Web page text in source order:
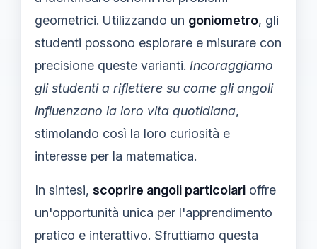
geometrici. Utilizzando un goniometro, gli
studenti possono esplorare e misurare con
precisione queste varianti. Incoraggiamo
gli studenti a riflettere su come gli angoli
influenzano la loro vita quotidiana,
stimolando così la loro curiosità e
interesse per la matematica.
In sintesi, scoprire angoli particolari offre
un'opportunità unica per l'apprendimento
pratico e interattivo. Sfruttiamo questa